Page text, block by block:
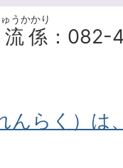
係
うかかり
：
んらく）は